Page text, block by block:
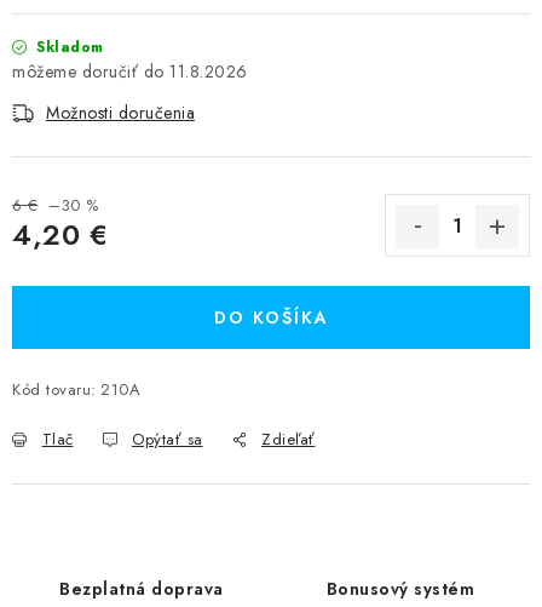
Skladom
11.8.2026
Možnosti doručenia
6 € –30 %
4,20 €
DO KOŠÍKA
Kód tovaru: 210A
Tlač Opýtať sa Zdieľať
Bezplatná doprava Bonusový systém